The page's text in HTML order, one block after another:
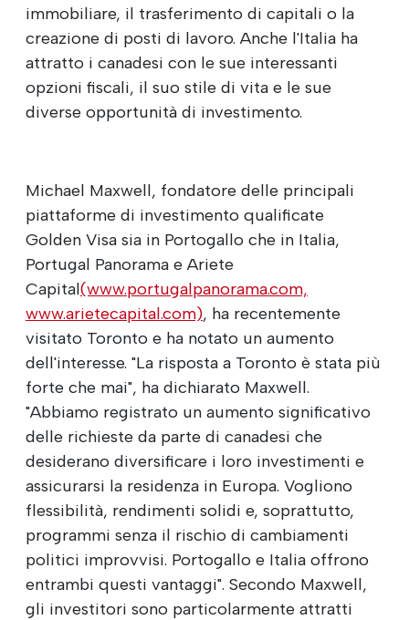
immobiliare, il trasferimento di capitali o la
creazione di posti di lavoro. Anche l'Italia ha
attratto i canadesi con le sue interessanti
opzioni fiscali, il suo stile di vita e le sue
diverse opportunità di investimento.
Michael Maxwell, fondatore delle principali
piattaforme di investimento qualificate
Golden Visa sia in Portogallo che in Italia,
Portugal Panorama e Ariete
Capital(www.portugalpanorama.com,
www.arietecapital.com), ha recentemente
visitato Toronto e ha notato un aumento
dell'interesse. "La risposta a Toronto è stata più
forte che mai", ha dichiarato Maxwell.
"Abbiamo registrato un aumento significativo
delle richieste da parte di canadesi che
desiderano diversificare i loro investimenti e
assicurarsi la residenza in Europa. Vogliono
flessibilità, rendimenti solidi e, soprattutto,
programmi senza il rischio di cambiamenti
politici improvvisi. Portogallo e Italia offrono
entrambi questi vantaggi". Secondo Maxwell,
gli investitori sono particolarmente attratti